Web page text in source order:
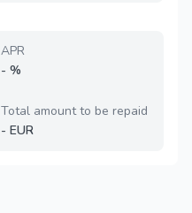
APR
- %
Total amount to be repaid
- EUR